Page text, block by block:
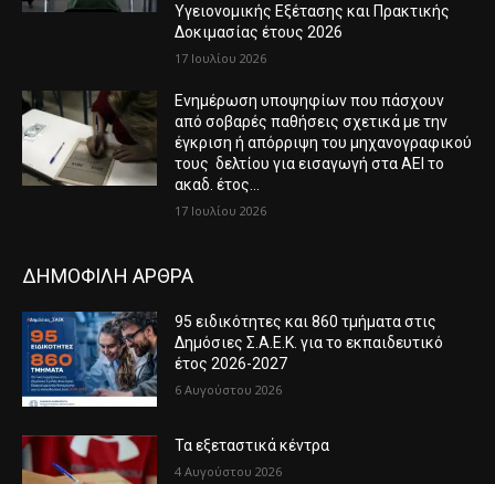
Υγειονομικής Εξέτασης και Πρακτικής
Δοκιμασίας έτους 2026
17 Ιουλίου 2026
Ενημέρωση υποψηφίων που πάσχουν
από σοβαρές παθήσεις σχετικά με την
έγκριση ή απόρριψη του μηχανογραφικού
τους δελτίου για εισαγωγή στα ΑΕΙ το
ακαδ. έτος...
17 Ιουλίου 2026
ΔΗΜΟΦΙΛΗ ΑΡΘΡΑ
95 ειδικότητες και 860 τμήματα στις
Δημόσιες Σ.Α.Ε.Κ. για το εκπαιδευτικό
έτος 2026-2027
6 Αυγούστου 2026
Τα εξεταστικά κέντρα
4 Αυγούστου 2026